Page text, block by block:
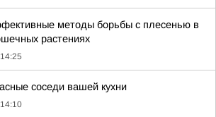
методы борьбы с плесенью в
растениях
14:25
соседи вашей кухни
14:10